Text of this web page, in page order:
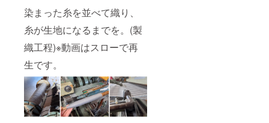
染まった糸を並べて織り、
糸が生地になるまでを。(製
織工程)※動画はスローで再
生です。